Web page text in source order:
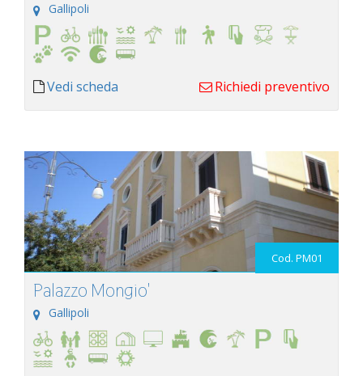
Gallipoli
Vedi scheda Richiedi preventivo
Cod. PM01
Palazzo Mongio'
Gallipoli